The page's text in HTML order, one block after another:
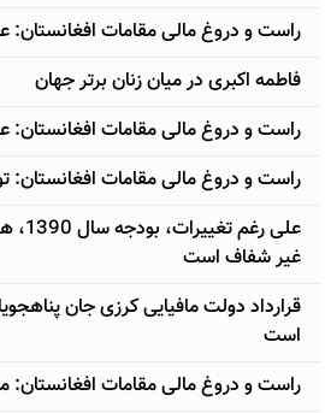
راست و دروغ مالی مقامات افغانستان:
فاطمه اکبری در میان زنان برتر جهان
راست و دروغ مالی مقامات افغانستان:
راست و دروغ مالی مقامات افغانستان:
علی
غیر شفاف است
قرارداد دولت مافیایی کرزی جان
است
راست و دروغ مالی مقامات